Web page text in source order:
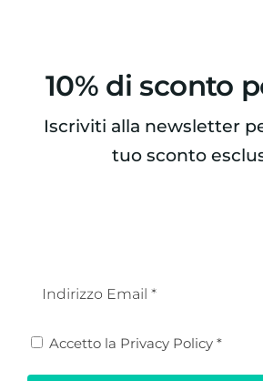
10% di sconto
Iscriviti alla newsletter
tuo sconto
Privacy
Accetto la Privacy Policy *